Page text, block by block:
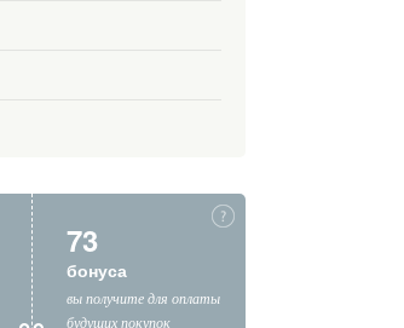
73
бонуса
вы получите для оплаты
будущих покупок